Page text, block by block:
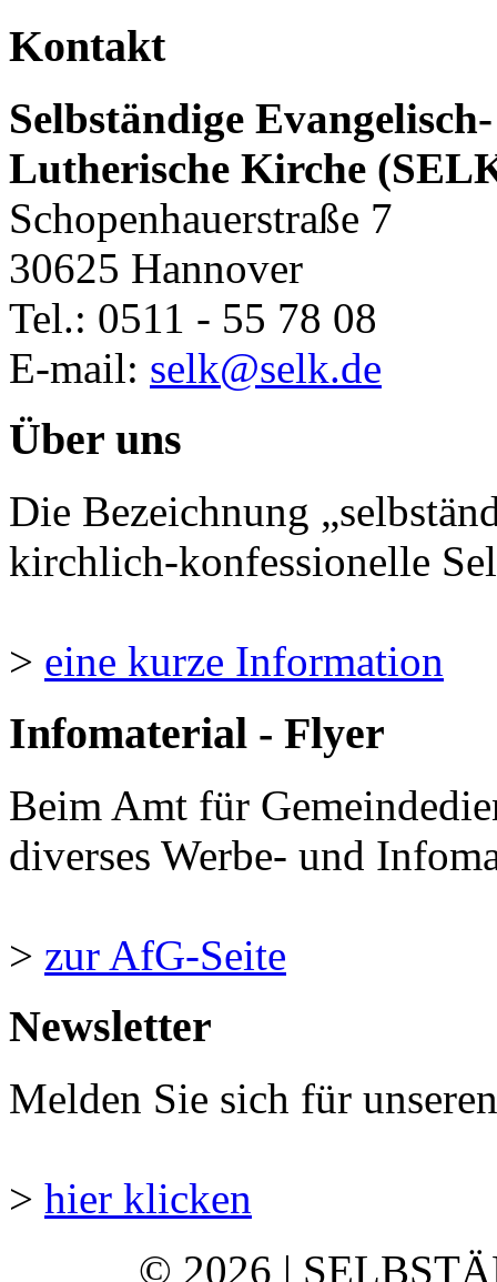
Kontakt
Selbständige Evangelisch-
Lutherische Kirche
Schopenhauerstraße 7
30625 Hannover
Tel.: 0511 - 55 78 08
E-mail: selk@selk.de
Über uns
Die Bezeichnung
kirchlich-konfessionelle
> eine kurze Information
Infomaterial - Flyer
Beim Amt für
diverses Werbe- und
> zur AfG-Seite
Newsletter
Melden Sie sich für
> hier klicken
© 2026 |